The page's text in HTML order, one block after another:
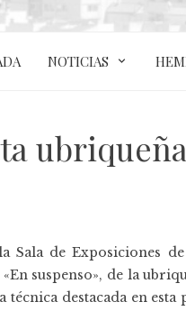
NOTICIAS
Sala de Exposiciones
suspenso», de la
destacada en